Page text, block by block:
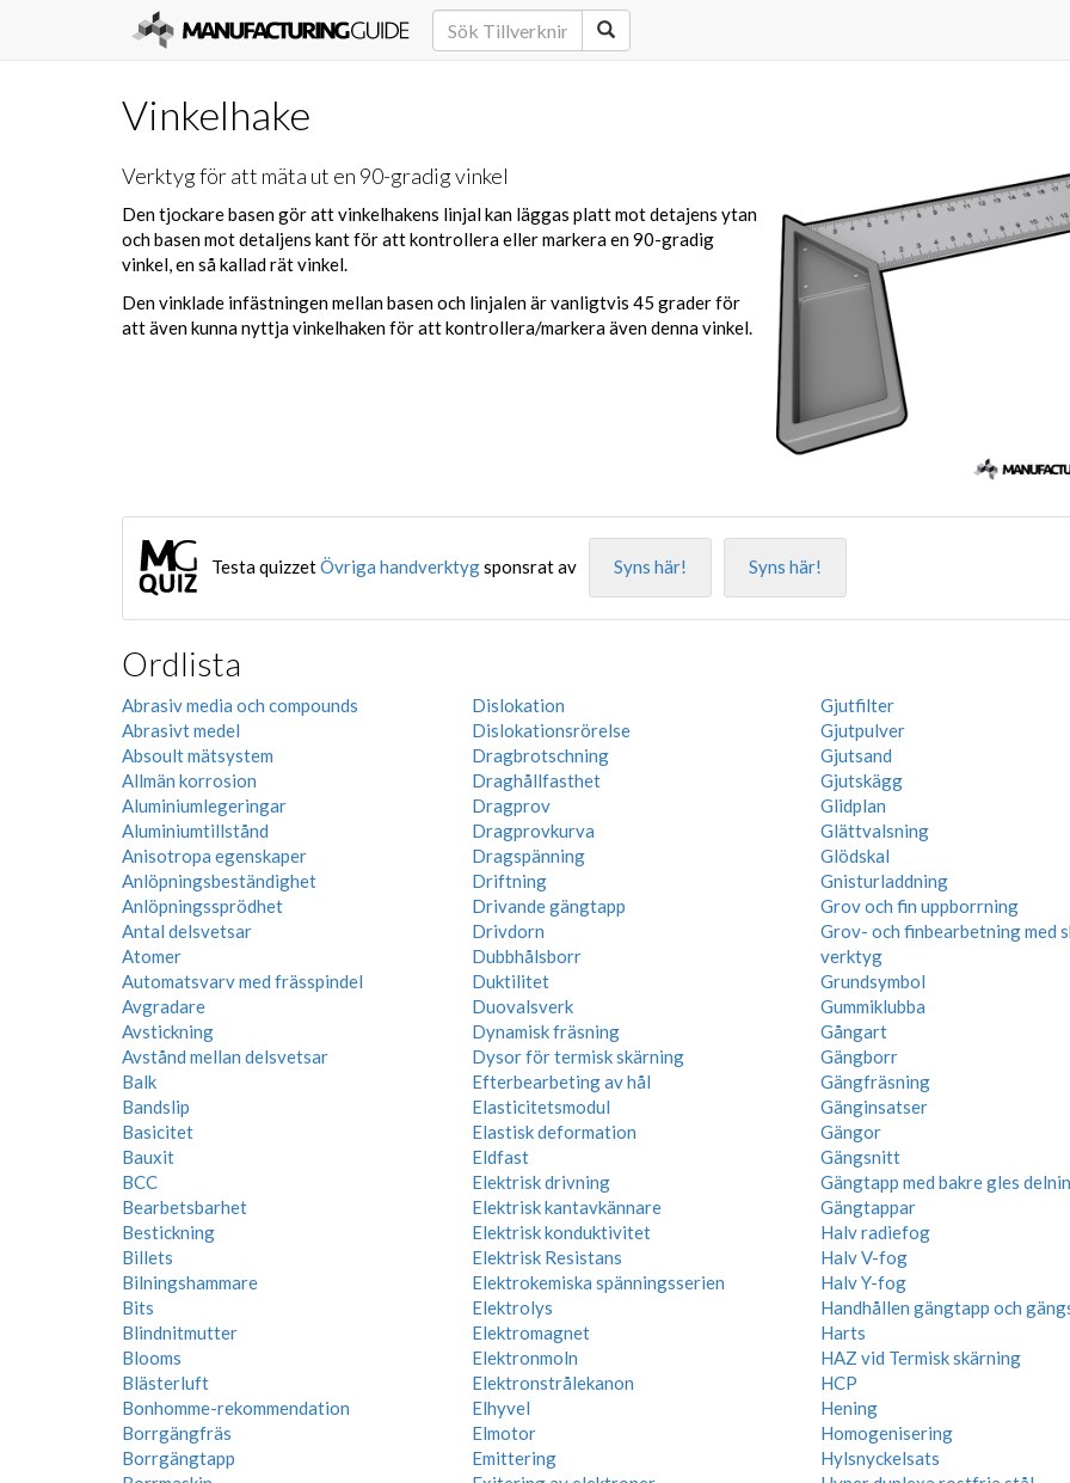
Vinkelhake
Verktyg för att mäta ut en 90-gradig vinkel
Den tjockare basen gör att vinkelhakens linjal kan läggas platt mot detajens ytan
och basen mot detaljens kant för att kontrollera eller markera en 90-gradig
vinkel, en så kallad rät vinkel.
Den vinklade infästningen mellan basen och linjalen är vanligtvis 45 grader för
att även kunna nyttja vinkelhaken för att kontrollera/markera även denna vinkel.
Testa quizzetÖvriga handverktygsponsrat av Syns här! Syns här!
Ordlista
Abrasiv media och compounds
Abrasivt medel
Absoult mätsystem
Allmän korrosion
Aluminiumlegeringar
Aluminiumtillstånd
Anisotropa egenskaper
Anlöpningsbeständighet
Anlöpningssprödhet
Antal delsvetsar
Atomer
Automatsvarv med frässpindel
Avgradare
Avstickning
Avstånd mellan delsvetsar
Balk
Bandslip
Basicitet
Bauxit
BCC
Bearbetsbarhet
Bestickning
Billets
Bilningshammare
Bits
Blindnitmutter
Blooms
Blästerluft
Bonhomme-rekommendation
Borrgängfräs
Borrgängtapp
Dislokation
Dislokationsrörelse
Dragbrotschning
Draghållfasthet
Dragprov
Dragprovkurva
Dragspänning
Driftning
Drivande gängtapp
Drivdorn
Dubbhålsborr
Duktilitet
Duovalsverk
Dynamisk fräsning
Dysor för termisk skärning
Efterbearbeting av hål
Elasticitetsmodul
Elastisk deformation
Eldfast
Elektrisk drivning
Elektrisk kantavkännare
Elektrisk konduktivitet
Elektrisk Resistans
Elektrokemiska spänningsserien
Elektrolys
Elektromagnet
Elektronmoln
Elektronstrålekanon
Elhyvel
Elmotor
Emittering
Gjutfilter
Gjutpulver
Gjutsand
Gjutskägg
Glidplan
Glättvalsning
Glödskal
Gnisturladdning
Grov och fin uppborrning
Grov- och finbearbetning med
verktyg
Grundsymbol
Gummiklubba
Gångart
Gängborr
Gängfräsning
Gänginsatser
Gängor
Gängsnitt
Gängtapp med bakre gles
Gängtappar
Halv radiefog
Halv V-fog
Halv Y-fog
Handhållen gängtapp och
Harts
HAZ vid Termisk skärning
HCP
Hening
Homogenisering
Hylsnyckelsats